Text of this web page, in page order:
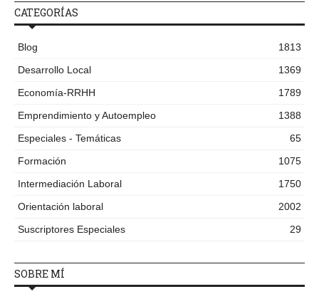
CATEGORÍAS
Blog
1813
Desarrollo Local
1369
Economía-RRHH
1789
Emprendimiento y Autoempleo
1388
Especiales - Temáticas
65
Formación
1075
Intermediación Laboral
1750
Orientación laboral
2002
Suscriptores Especiales
29
SOBRE MÍ